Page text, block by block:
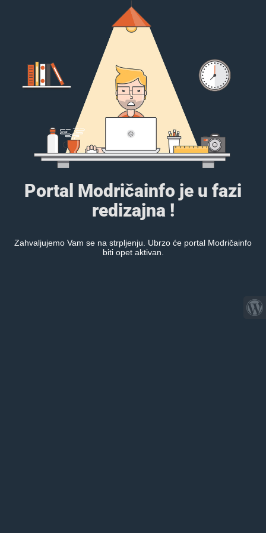
Portal Modričainfo je u fazi
redizajna !
Zahvaljujemo Vam se na strpljenju. Ubrzo će portal Modričainfo
biti opet aktivan.